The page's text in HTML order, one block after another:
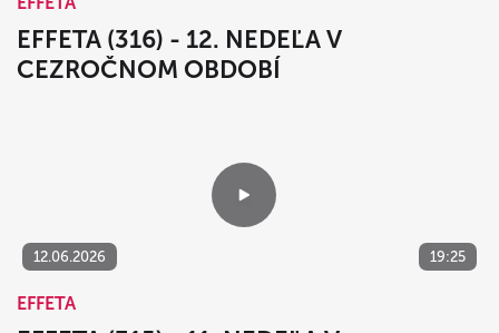
19.06.2026
CEZROČNOM OBDOBÍ